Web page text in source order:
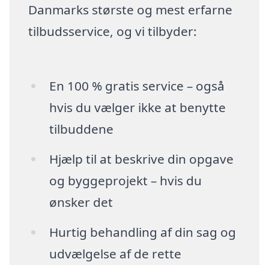
Danmarks største og mest erfarne
tilbudsservice, og vi tilbyder:
En 100 % gratis service – også
hvis du vælger ikke at benytte
tilbuddene
Hjælp til at beskrive din opgave
og byggeprojekt – hvis du
ønsker det
Hurtig behandling af din sag og
udvælgelse af de rette